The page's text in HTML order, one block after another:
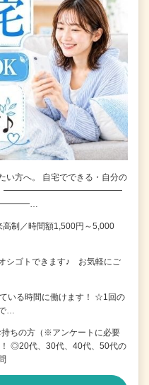
い方へ。 自宅でできる・自分の
し！ ━━━━━━━━━━━━━━
制／時間額1,500円～5,000
シゴトできます♪ お気軽にご
いる時間に働けます！ ☆1回の
…
ちの方（※アンケートに必要
◎20代、30代、40代、50代の